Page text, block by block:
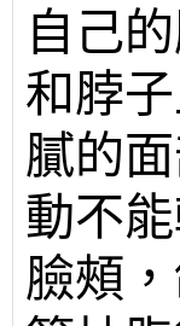
自己
和脖
膩的
動不
臉頰